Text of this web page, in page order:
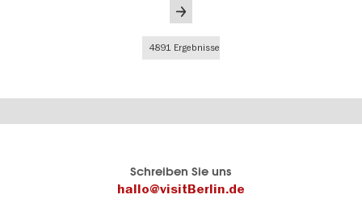
Letzte
4891 Ergebnisse
Schreiben Sie uns
hallo@visitBerlin.de